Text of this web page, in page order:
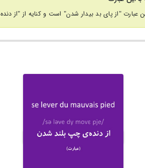
عبارت "از پای بد بیدار شدن" است و کنایه از "از